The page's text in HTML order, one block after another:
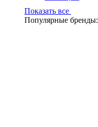
Показать все
Популярные бренды: